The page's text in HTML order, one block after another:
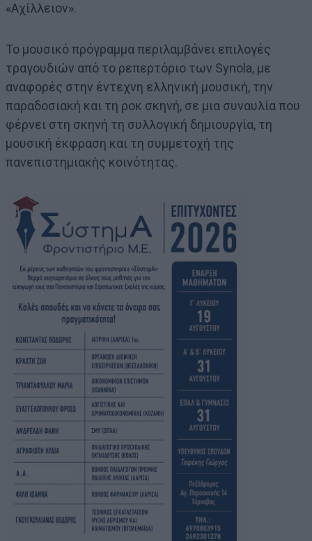
«Αχίλλειον».
Το μουσικό πρόγραμμα περιλαμβάνει επιλογές
τραγουδιών από το ρεπερτόριο των Synola, με
αναφορές στην έντεχνη ελληνική μουσική, την
παραδοσιακή και τη ροκ σκηνή, σε μια συναυλία που
φέρνει στη σκηνή τη συλλογική δημιουργία, τη
μουσική έκφραση και τη συμμετοχή της
πανεπιστημιακής κοινότητας.